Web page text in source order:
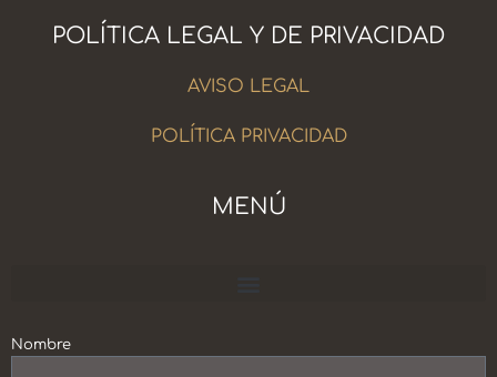
POLÍTICA LEGAL Y DE PRIVACIDAD
AVISO LEGAL
POLÍTICA PRIVACIDAD
MENÚ
Nombre